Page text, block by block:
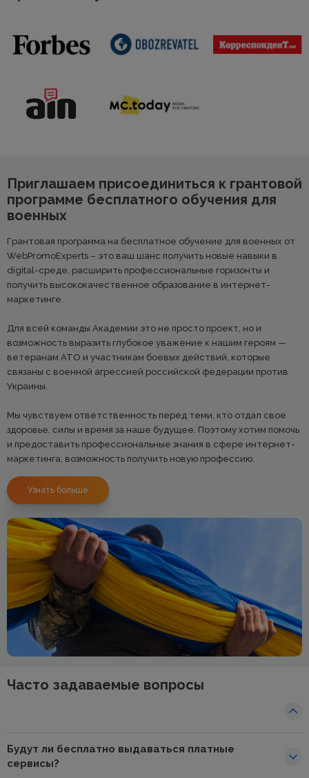
Приглашаем присоединиться к грантовой
программе бесплатного обучения для
военных
Грантовая программа на бесплатное обучение для военных от
WebPromoExperts – это ваш шанс получить новые навыки в
digital-среде, расширить профессиональные горизонты и
получить высококачественное образование в интернет-
маркетинге.
Для всей команды Академии это не просто проект, но и
возможность выразить глубокое уважение к нашим героям —
ветеранам АТО и участникам боевых действий, которые
связаны с военной агрессией российской федерации против
Украины.
Мы чувствуем ответственность перед теми, кто отдал свое
здоровье, силы и время за наше будущее. Поэтому хотим помочь
и предоставить профессиональные знания в сфере интернет-
маркетинга, возможность получить новую профессию.
Узнать больше
Часто задаваемые вопросы
Будут ли бесплатно выдаваться платные
сервисы?